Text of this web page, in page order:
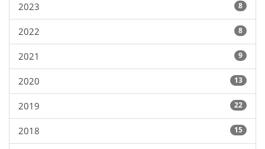
2023 8
2022 8
2021 9
2020 13
2019 22
2018 15